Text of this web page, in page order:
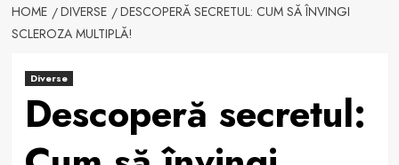
HOME DIVERSE
DESCOPERĂ SECRETUL: CUM SĂ ÎNVINGI
SCLEROZA MULTIPLĂ!
Diverse
Descoperă secretul: